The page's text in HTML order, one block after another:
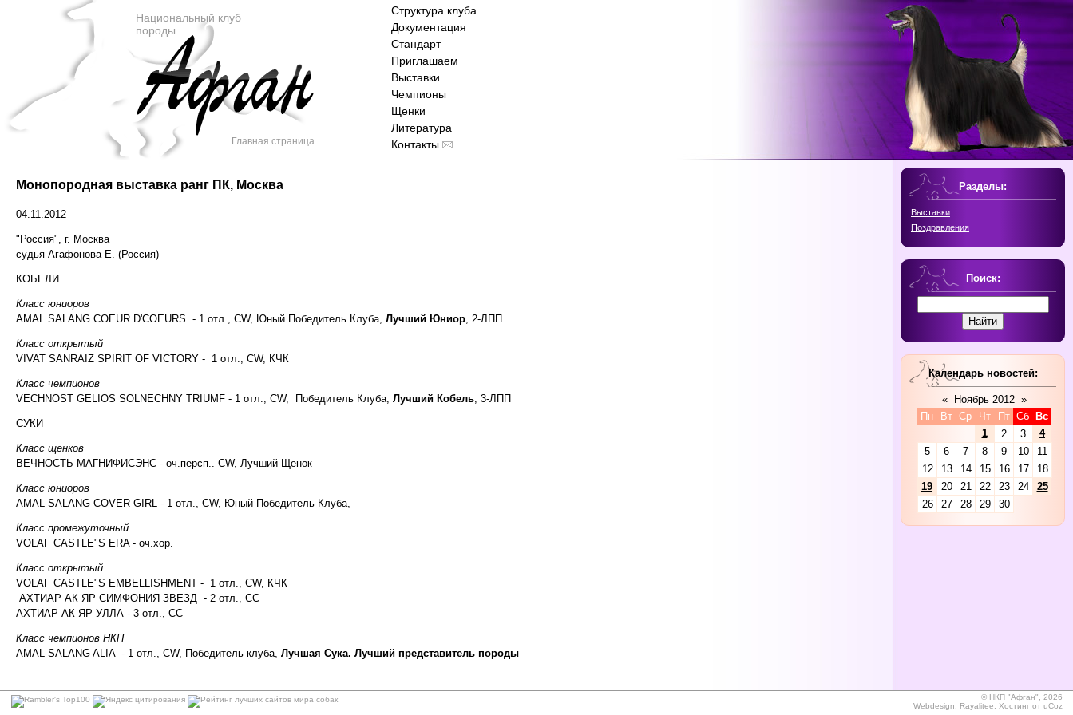
Национальный клуб
породы
Главная страница
Структура клуба
Документация
Стандарт
Приглашаем
Выставки
Чемпионы
Щенки
Литература
Контакты
Монопородная выставка ранг ПК, Москва
04.11.2012
"Россия", г. Москва
судья Агафонова Е. (Россия)
КОБЕЛИ
Класс юниоров
AMAL SALANG COEUR D'COEURS - 1 отл., CW, Юный Победитель Клуба, Лучший Юниор, 2-ЛПП
Класс открытый
VIVAT SANRAIZ SPIRIT OF VICTORY - 1 отл., CW, КЧК
Класс чемпионов
VECHNOST GELIOS SOLNECHNY TRIUMF - 1 отл., CW, Победитель Клуба, Лучший Кобель, 3-ЛПП
СУКИ
Класс щенков
ВЕЧНОСТЬ МАГНИФИСЭНС - оч.персп.. CW, Лучший Щенок
Класс юниоров
AMAL SALANG COVER GIRL - 1 отл., CW, Юный Победитель Клуба,
Класс промежуточный
VOLAF CASTLE"S ERA - оч.хор.
Класс открытый
VOLAF CASTLE"S EMBELLISHMENT - 1 отл., CW, КЧК
АХТИАР АК ЯР СИМФОНИЯ ЗВЕЗД - 2 отл., СС
АХТИАР АК ЯР УЛЛА - 3 отл., СС
Класс чемпионов НКП
AMAL SALANG ALIA - 1 отл., CW, Победитель клуба, Лучшая Сука. Лучший представитель породы
Разделы:
Выставки
Поздравления
Поиск:
Календарь новостей:
« Ноябрь 2012 »
Пн
Вт Ср Чт Пт Сб
Вс
1
2 3
4
5
6 7 8 9 10
11
12
13 14 15 16 17
18
19
20 21 22 23 24
25
26
27 28 29 30
©НКП "Афган", 2026
Webdesign: Rayalitee Хостинг от uCoz